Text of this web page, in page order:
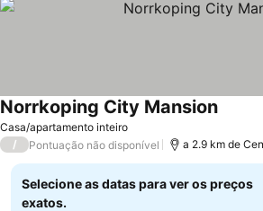
Casa/apartamento inteiro
Norrkoping City Mansion
/ Pontuação não disponível a 2.9 km de
Selecione as datas para ver os preços
exatos.